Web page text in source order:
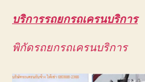
บริการรถยกรถเครนบริการ
พิกัดรถยกรถเครนบริการ